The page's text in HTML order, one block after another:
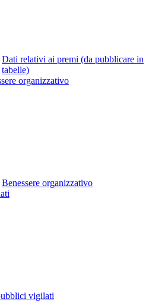
Dati relativi ai premi (da pubblicare in
tabelle)
organizzativo
Benessere organizzativo
vigilati